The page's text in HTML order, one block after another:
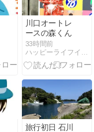
川口オートレ
ースの森くん
33時間前
旅行初日 石川